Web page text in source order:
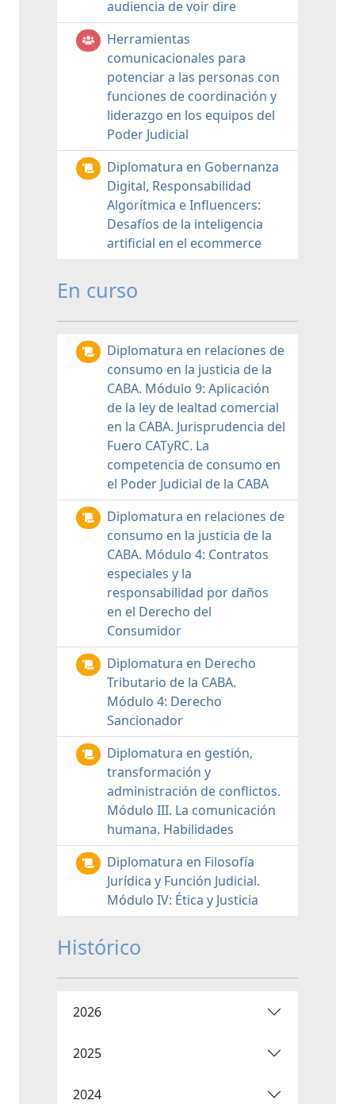
audiencia de voir dire
Herramientas
comunicacionales para
potenciar a las personas con
funciones de coordinación y
liderazgo en los equipos del
Poder Judicial
Diplomatura en Gobernanza
Digital, Responsabilidad
Algorítmica e Influencers:
Desafíos de la inteligencia
artificial en el ecommerce
En curso
Diplomatura en relaciones de
consumo en la justicia de la
CABA. Módulo 9: Aplicación
de la ley de lealtad comercial
en la CABA. Jurisprudencia del
Fuero CATyRC. La
competencia de consumo en
el Poder Judicial de la CABA
Diplomatura en relaciones de
consumo en la justicia de la
CABA. Módulo 4: Contratos
especiales y la
responsabilidad por daños
en el Derecho del
Consumidor
Diplomatura en Derecho
Tributario de la CABA.
Módulo 4: Derecho
Sancionador
Diplomatura en gestión,
transformación y
administración de conflictos.
Módulo III. La comunicación
humana. Habilidades
Diplomatura en Filosofía
Jurídica y Función Judicial.
Módulo IV: Ética y Justicia
Histórico
2026
2025
2024